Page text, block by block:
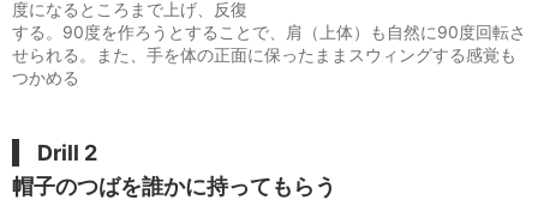
度になるところまで上げ、反復
する。90度を作ろうとすることで、肩（上体）も自然に90度回転さ
せられる。また、手を体の正面に保ったままスウィングする感覚も
つかめる
Drill 2
帽子のつばを誰かに持ってもらう